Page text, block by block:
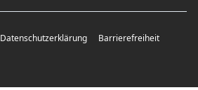
Datenschutzerklärung Barrierefreiheit